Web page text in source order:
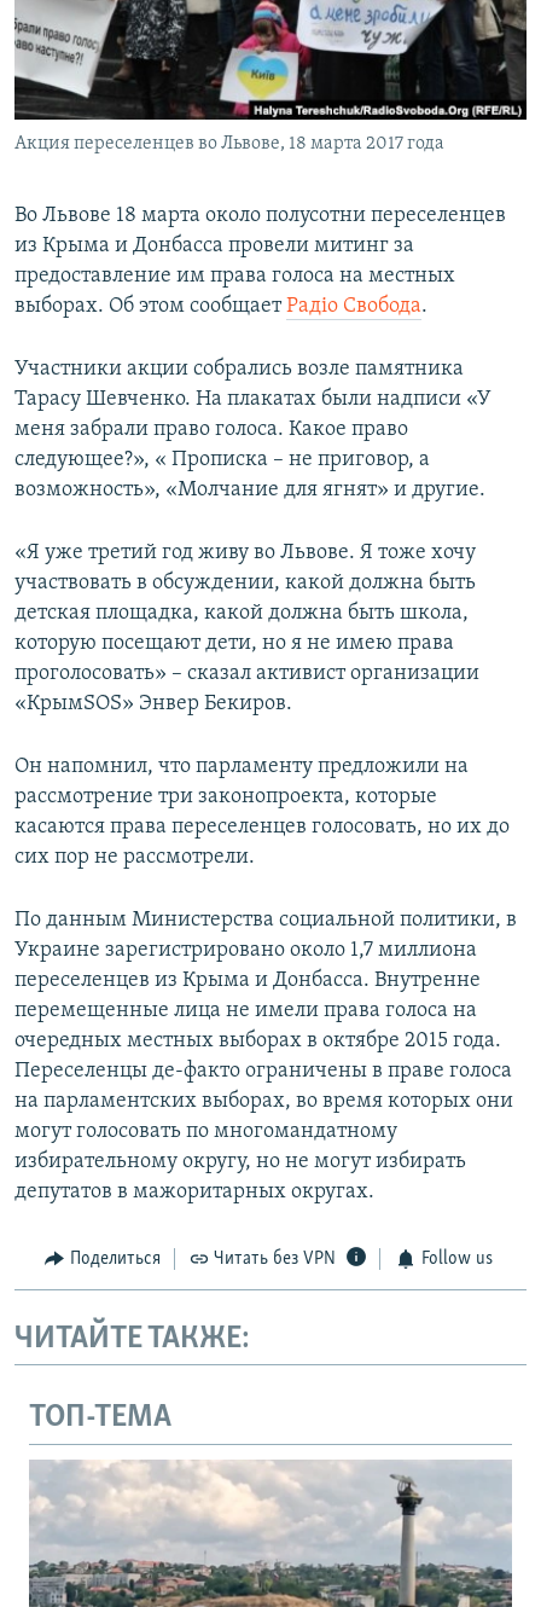
ПОБЕДИТЕЛЕЙ НЕ СУДЯТ?
КРЫМ.НЕПОКОРЕННЫЙ
ELIFBE
УКРАИНСКАЯ ПРОБЛЕМА КРЫМА
ПРИСОЕДИНЯЙТЕСЬ!
Акция переселенцев во Львове, 18 марта 2017 года
Во Львове 18 марта около полусотни переселенцев
из Крыма и Донбасса провели митинг за
предоставление им права голоса на местных
выборах. Об этом сообщаетРадіо Свобода.
Участники акции собрались возле памятника
Тарасу Шевченко. На плакатах были надписи «У
меня забрали право голоса. Какое право
следующее?», « Прописка – не приговор, а
возможность», «Молчание для ягнят» и другие.
«Я уже третий год живу во Львове. Я тоже хочу
участвовать в обсуждении, какой должна быть
детская площадка, какой должна быть школа,
которую посещают дети, но я не имею права
проголосовать» – сказал активист организации
«КрымSOS» Энвер Бекиров.
Он напомнил, что парламенту предложили на
рассмотрение три законопроекта, которые
касаются права переселенцев голосовать, но их до
сих пор не рассмотрели.
По данным Министерства социальной политики, в
Украине зарегистрировано около 1,7 миллиона
переселенцев из Крыма и Донбасса. Внутренне
перемещенные лица не имели права голоса на
очередных местных выборах в октябре 2015 года.
Переселенцы де-факто ограничены в праве голоса
на парламентских выборах, во время которых они
могут голосовать по многомандатному
избирательному округу, но не могут избирать
депутатов в мажоритарных округах.
Поделиться Читать без VPN Follow us
ЧИТАЙТЕ ТАКЖЕ:
ТОП-ТЕМА